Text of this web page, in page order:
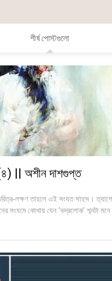
শীর্ষ পোস্টগুলো
(৪) || অশীন দাশগুপ্ত
চরিত্র-লক্ষণ তাহলে এই সংযত সাহস।
সংযমে কোথায় যেন ‘ভদ্রলোক’ শব্দটা